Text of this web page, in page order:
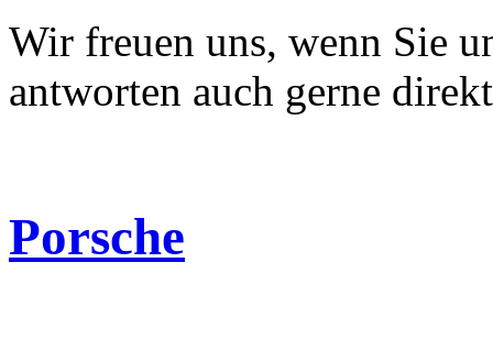
Wir freuen uns, wenn Sie
antworten auch gerne
Porsche